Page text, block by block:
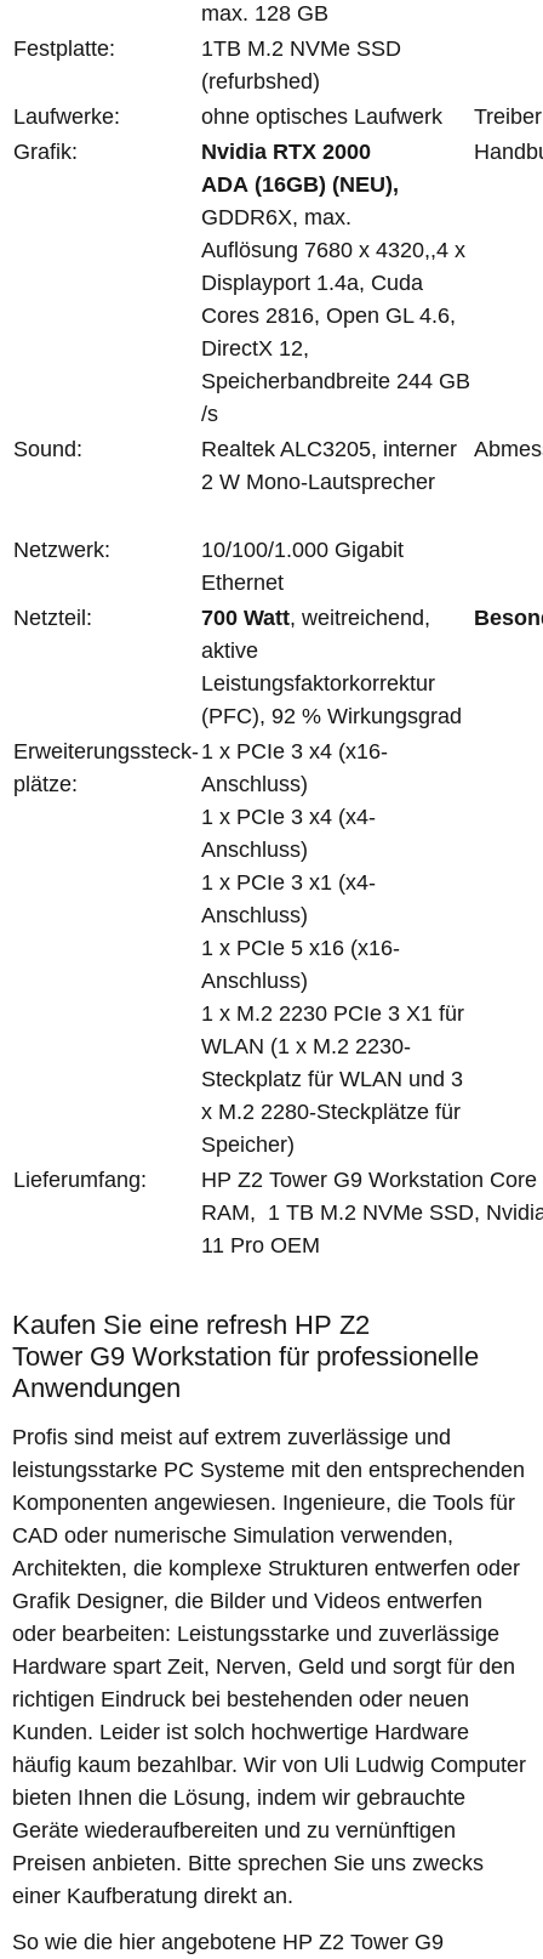
max. 128 GB
Festplatte:
1TB M.2 NVMe SSD
(refurbshed)
Laufwerke:
ohne optisches Laufwerk
Grafik:
Nvidia RTX 2000
ADA (16GB) (NEU),
GDDR6X, max.
Auflösung 7680 x 4320,,4 x
Displayport 1.4a, Cuda
Cores 2816, Open GL 4.6,
DirectX 12,
Speicherbandbreite 244 GB
/s
Sound:
Realtek ALC3205, interner
2 W Mono-Lautsprecher
Netzwerk:
10/100/1.000 Gigabit
Ethernet
Netzteil:
700 Watt, weitreichend,
aktive
Leistungsfaktorkorrektur
(PFC), 92 % Wirkungsgrad
Erweiterungssteck-
plätze:
1 x PCIe 3 x4 (x16-
Anschluss)
1 x PCIe 3 x4 (x4-
Anschluss)
1 x PCIe 3 x1 (x4-
Anschluss)
1 x PCIe 5 x16 (x16-
Anschluss)
1 x M.2 2230 PCIe 3 X1 für
WLAN (1 x M.2 2230-
Steckplatz für WLAN und 3
x M.2 2280-Steckplätze für
Speicher)
Lieferumfang:
HP Z2 Tower G9 Workstation
RAM, 1 TB M.2 NVMe SSD,
11 Pro OEM
Kaufen Sie eine refresh HP Z2
Tower G9 Workstation für professionelle
Anwendungen
Profis sind meist auf extrem zuverlässige und
leistungsstarke PC Systeme mit den entsprechenden
Komponenten angewiesen. Ingenieure, die Tools für
CAD oder numerische Simulation verwenden,
Architekten, die komplexe Strukturen entwerfen oder
Grafik Designer, die Bilder und Videos entwerfen
oder bearbeiten: Leistungsstarke und zuverlässige
Hardware spart Zeit, Nerven, Geld und sorgt für den
richtigen Eindruck bei bestehenden oder neuen
Kunden. Leider ist solch hochwertige Hardware
häufig kaum bezahlbar. Wir von Uli Ludwig Computer
bieten Ihnen die Lösung, indem wir gebrauchte
Geräte wiederaufbereiten und zu vernünftigen
Preisen anbieten. Bitte sprechen Sie uns zwecks
einer Kaufberatung direkt an.
So wie die hier angebotene HP Z2 Tower G9